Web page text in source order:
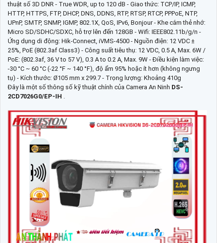
thuật số 3D DNR - True WDR, up to 120 dB - Giao thức: TCP/IP, ICMP,
HTTP, HTTPS, FTP, DHCP, DNS, DDNS, RTP, RTSP, RTCP, PPPoE, NTP,
UPnP, SMTP, SNMP, IGMP, 802.1X, QoS, IPv6, Bonjour - Khe cắm thẻ nhớ:
Micro SD/SDHC/SDXC, hỗ trợ lên đến 128GB - Wifi: IEEE802.11b/g/n -
Ứng dụng di động: Hik-Connect, iVMS-4500 - Nguồn điện: 12 VDC ±
25%, PoE (802.3af Class3) - Công suất tiêu thụ: 12 VDC, 0.5 A, Max. 6W /
PoE: (802.3af, 36 V to 57 V), 0.3 A to 0.2 A, Max. 9W - Điều kiện làm việc:
-30 °C ~ 60 °C (-22 °F ~ 140 °F), độ ẩm 95% hoặc ít hơn (không ngưng
tụ) - Kích thước: Ø105 mm x 299.7 - Trọng lượng: Khoảng 410g
Đây là một số thông số kỹ thuật chính của Camera An Ninh DS-
2CD7026G0/EP-IH .